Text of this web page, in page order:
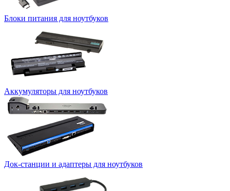
Блоки питания для ноутбуков
Аккумуляторы для ноутбуков
Док-станции и адаптеры для ноутбуков